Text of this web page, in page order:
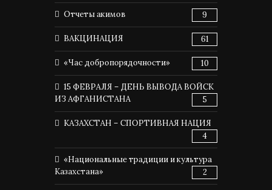
Отчеты акимов 9
ВАКЦИНАЦИЯ 61
«Час добропорядочности» 10
15 ФЕВРАЛЯ – ДЕНЬ ВЫВОДА ВОЙСК
ИЗ АФГАНИСТАНА
5
КАЗАХСТАН – СПОРТИВНАЯ НАЦИЯ
4
«Национальные традиции и культура
Казахстана»
2